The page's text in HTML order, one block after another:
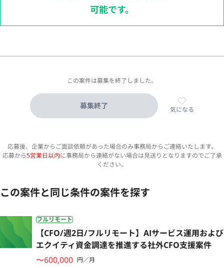
可能です。
この案件は募集を終了しました。
募集終了 気になる
応募後、企業からご面談依頼があった場合のみ事務局からご連絡いたします。
応募から5営業日以内に事務局から連絡がない場合は見送りとなりますのでご了承
ください。
この案件と同じ条件の案件を探す
フルリモート
【CFO/週2日/フルリモート】AIサービス運用および
エクイティ資金調達を推進する社外CFO支援案件
〜600,000 円／月